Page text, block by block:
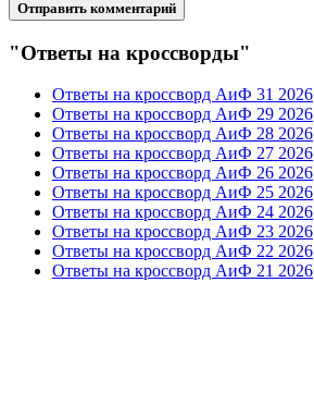
"Ответы на кроссворды"
Ответы на кроссворд АиФ 31 2026
Ответы на кроссворд АиФ 29 2026
Ответы на кроссворд АиФ 28 2026
Ответы на кроссворд АиФ 27 2026
Ответы на кроссворд АиФ 26 2026
Ответы на кроссворд АиФ 25 2026
Ответы на кроссворд АиФ 24 2026
Ответы на кроссворд АиФ 23 2026
Ответы на кроссворд АиФ 22 2026
Ответы на кроссворд АиФ 21 2026